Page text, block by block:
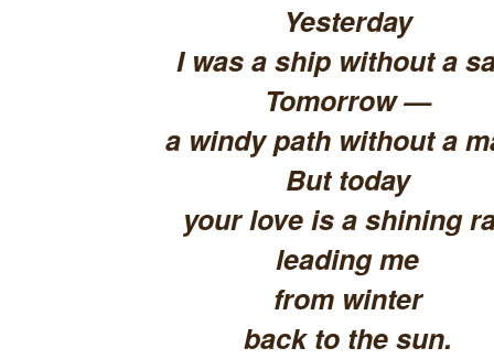
Yesterday
I was a ship without a
Tomorrow —
a windy path without a
But today
your love is a shining
leading me
from winter
back to the sun.